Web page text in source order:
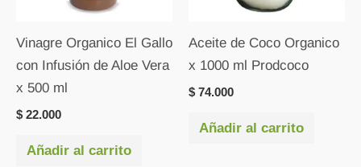
Vinagre Organico El Gallo
con Infusión de Aloe Vera
x 500 ml
$ 22.000
Añadir al carrito
Aceite de Coco Organico
x 1000 ml Prodcoco
$ 74.000
Añadir al carrito